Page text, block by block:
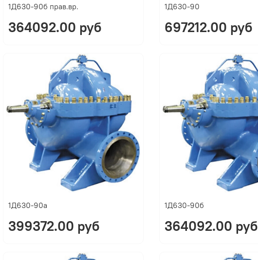
1Д630-90б прав.вр.
364092.00 руб
1Д630-90
697212.00 руб
1Д630-90а
399372.00 руб
1Д630-90б
364092.00 руб